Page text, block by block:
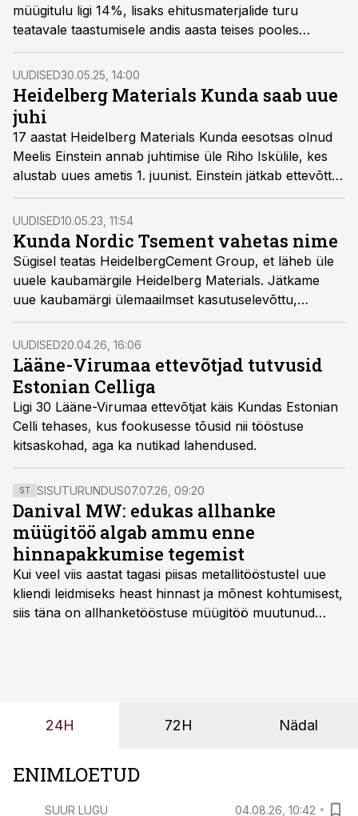
müügitulu ligi 14%, lisaks ehitusmaterjalide turu
teatavale taastumisele andis aasta teises pooles
müügile hoogu Rail Baltic. Samas ettevõtte ärikasum
vähenes aastaga 1,78 miljonilt eurolt 1,25 miljonile
eurole.
UUDISED30.05.25, 14:00
Heidelberg Materials Kunda saab uue
juhi
17 aastat Heidelberg Materials Kunda eesotsas olnud
Meelis Einstein annab juhtimise üle Riho Iskülile, kes
alustab uues ametis 1. juunist. Einstein jätkab ettevõtte
nõukogu liikmena ning Heidelberg Materialsi Baltikumi
piirkonna juhina.
UUDISED10.05.23, 11:54
Kunda Nordic Tsement vahetas nime
Sügisel teatas HeidelbergCement Group, et läheb üle
uuele kaubamärgile Heidelberg Materials. Jätkame
uue kaubamärgi ülemaailmset kasutuselevõttu,
sealhulgas Eesti tütarettevõtetes. Seoses sellega
täpsustab ettevõte ka oma senist kliimastrateegiat.
UUDISED20.04.26, 16:06
Lääne-Virumaa ettevõtjad tutvusid
Estonian Celliga
Ligi 30 Lääne-Virumaa ettevõtjat käis Kundas Estonian
Celli tehases, kus fookusesse tõusid nii tööstuse
kitsaskohad, aga ka nutikad lahendused.
ST SISUTURUNDUS07.07.26, 09:20
Danival MW: edukas allhanke
müügitöö algab ammu enne
hinnapakkumise tegemist
Kui veel viis aastat tagasi piisas metallitööstustel uue
kliendi leidmiseks heast hinnast ja mõnest kohtumisest,
siis täna on allhanketööstuse müügitöö muutunud
24H 72H Nädal
ENIMLOETUD
SUUR LUGU 04.08.26, 10:42